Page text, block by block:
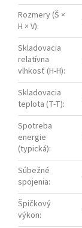
Rozmery (Š ×
H × V):
Skladovacia
relatívna
vlhkosť (H-H):
Skladovacia
teplota (T-T):
Spotreba
energie
(typická):
Súbežné
spojenia:
Špičkový
výkon: